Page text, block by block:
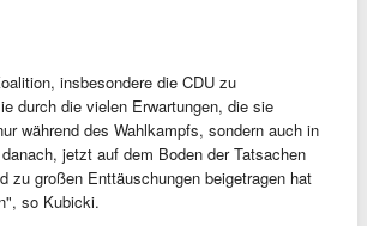
insbesondere die CDU zu
durch die vielen Erwartungen, die sie
während des Wahlkampfs, sondern auch in
jetzt auf dem Boden der Tatsachen
zu großen Enttäuschungen beigetragen hat
so Kubicki.